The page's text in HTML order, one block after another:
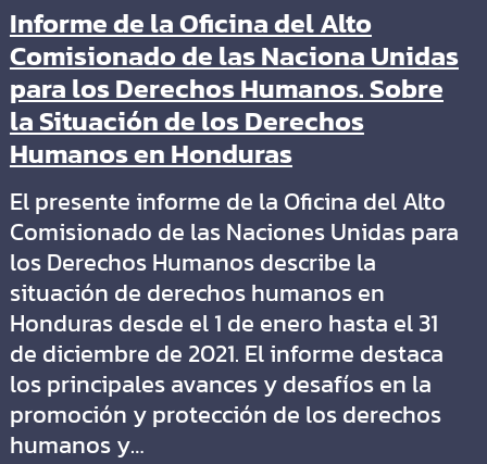
Informe de la Oficina del Alto
Comisionado de las Naciona Unidas
para los Derechos Humanos. Sobre
la Situación de los Derechos
Humanos en Honduras
El presente informe de la Oficina del Alto
Comisionado de las Naciones Unidas para
los Derechos Humanos describe la
situación de derechos humanos en
Honduras desde el 1 de enero hasta el 31
de diciembre de 2021. El informe destaca
los principales avances y desafíos en la
promoción y protección de los derechos
humanos y…